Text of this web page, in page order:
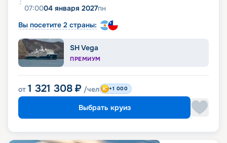
07:0004 января 2027пн
Вы посетите 2 страны:
SH Vega
ПРЕМИУМ
от 1 321 308 ₽ /чел +1 000
Выбрать круиз